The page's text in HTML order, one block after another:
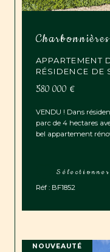
APPARTEMENT
RÉSIDENCE DE
580 000 €
VENDU ! Dans
parc de 4 hectares
bel appartement
Sélectionner
Réf : BF1852
NOUVEAUTÉ